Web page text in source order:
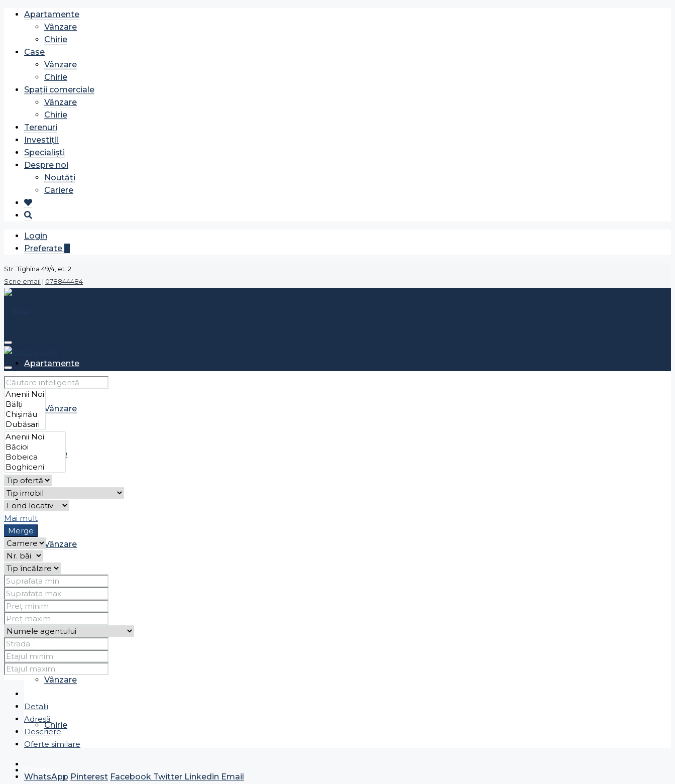
Apartamente
Vânzare
Chirie
Case
Vânzare
Chirie
Spații comerciale
Vânzare
Chirie
Terenuri
Investiții
Specialiști
Despre noi
Noutăți
Cariere
Login
Preferate
Str. Tighina 49/4, et. 2
Scrie email | 078844484
Apartamente
Vânzare
Chirie
Case
Vânzare
Chirie
Spații comerciale
Vânzare
Chirie
Mai mult
Merge
Detalii
Adresă
Descriere
Oferte similare
WhatsApp Pinterest Facebook Twitter Linkedin Email